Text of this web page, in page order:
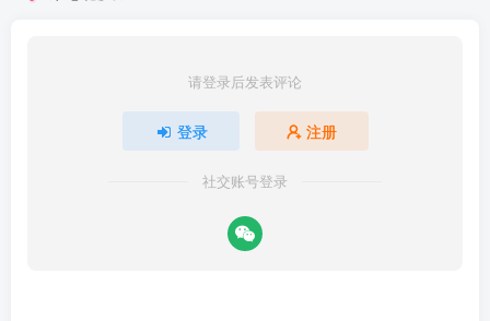
请登录后发表评论
登录 注册
社交账号登录